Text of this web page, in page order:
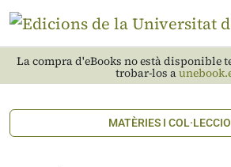
La compra d'eBooks no està disponible
trobar-los a
MATÈRIES I